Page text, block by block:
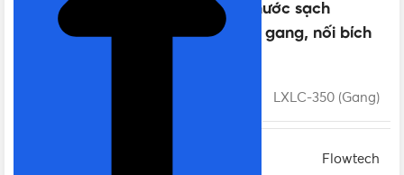
Thông số kỹ thuật của Đồng hồ nước sạch
Flowtech phi 356 – DN350 | Thân gang, nối bích
LXLC-350 (Gang)
Flowtech